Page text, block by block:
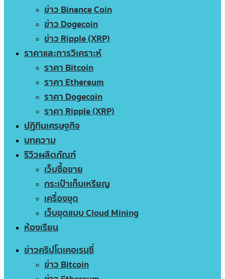
ข่าว Binance Coin
ข่าว Dogecoin
ข่าว Ripple (XRP)
ราคาและการวิเคราะห์
ราคา Bitcoin
ราคา Ethereum
ราคา Dogecoin
ราคา Ripple (XRP)
ปฏิทินเศรษฐกิจ
บทความ
รีวิวผลิตภัณฑ์
เว็บซื้อขาย
กระเป๋าเก็บเหรียญ
เครื่องขุด
เว็บขุดแบบ Cloud Mining
ห้องเรียน
ข่าวคริปโตเคอเรนซี่
ข่าว Bitcoin